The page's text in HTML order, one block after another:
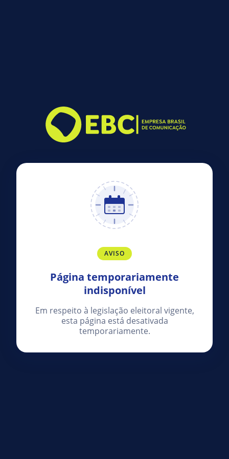
AVISO
Página temporariamente
indisponível
Em respeito à legislação eleitoral vigente,
esta página está desativada
temporariamente.